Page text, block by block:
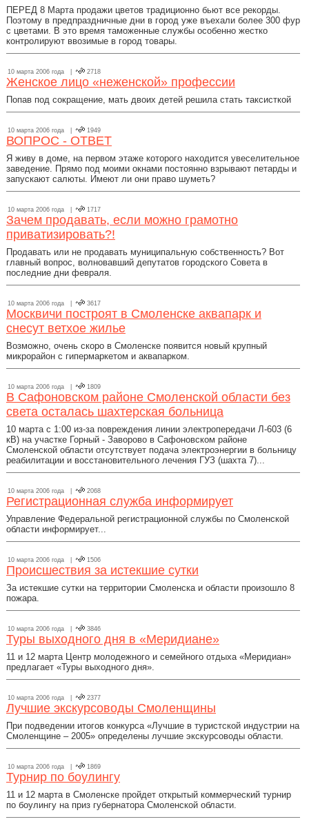
ПЕРЕД 8 Марта продажи цветов традиционно бьют все рекорды.
Поэтому в предпраздничные дни в город уже въехали более 300 фур
с цветами. В это время таможенные службы особенно жестко
контролируют ввозимые в город товары.
10 марта 2006 года | 2718
Женское лицо «неженской» профессии
Попав под сокращение, мать двоих детей решила стать таксисткой
10 марта 2006 года | 1949
ВОПРОС - ОТВЕТ
Я живу в доме, на первом этаже которого находится увеселительное
заведение. Прямо под моими окнами постоянно взрывают петарды и
запускают салюты. Имеют ли они право шуметь?
10 марта 2006 года | 1717
Зачем продавать, если можно грамотно
приватизировать?!
Продавать или не продавать муниципальную собственность? Вот
главный вопрос, волновавший депутатов городского Совета в
последние дни февраля.
10 марта 2006 года | 3617
Москвичи построят в Смоленске аквапарк и
снесут ветхое жилье
Возможно, очень скоро в Смоленске появится новый крупный
микрорайон с гипермаркетом и аквапарком.
10 марта 2006 года | 1809
В Сафоновском районе Смоленской области без
света осталась шахтерская больница
10 марта с 1:00 из-за повреждения линии электропередачи Л-603 (6
кВ) на участке Горный - Заворово в Сафоновском районе
Смоленской области отсутствует подача электроэнергии в больницу
реабилитации и восстановительного лечения ГУЗ (шахта 7)...
10 марта 2006 года | 2068
Регистрационная служба информирует
Управление Федеральной регистрационной службы по Смоленской
области информирует...
10 марта 2006 года | 1506
Происшествия за истекшие сутки
За истекшие сутки на территории Смоленска и области произошло 8
пожара.
10 марта 2006 года | 3846
Туры выходного дня в «Меридиане»
11 и 12 марта Центр молодежного и семейного отдыха «Меридиан»
предлагает «Туры выходного дня».
10 марта 2006 года | 2377
Лучшие экскурсоводы Смоленщины
При подведении итогов конкурса «Лучшие в туристской индустрии на
Смоленщине – 2005» определены лучшие экскурсоводы области.
10 марта 2006 года | 1869
Турнир по боулингу
11 и 12 марта в Смоленске пройдет открытый коммерческий турнир
по боулингу на приз губернатора Смоленской области.